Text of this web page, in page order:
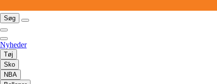
Søg
Nyheder
Tøj
Sko
NBA